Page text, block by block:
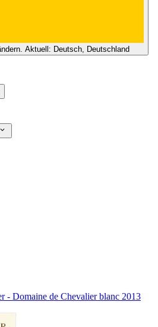
Aktuell: Deutsch, Deutschland
- Domaine de Chevalier blanc 2013